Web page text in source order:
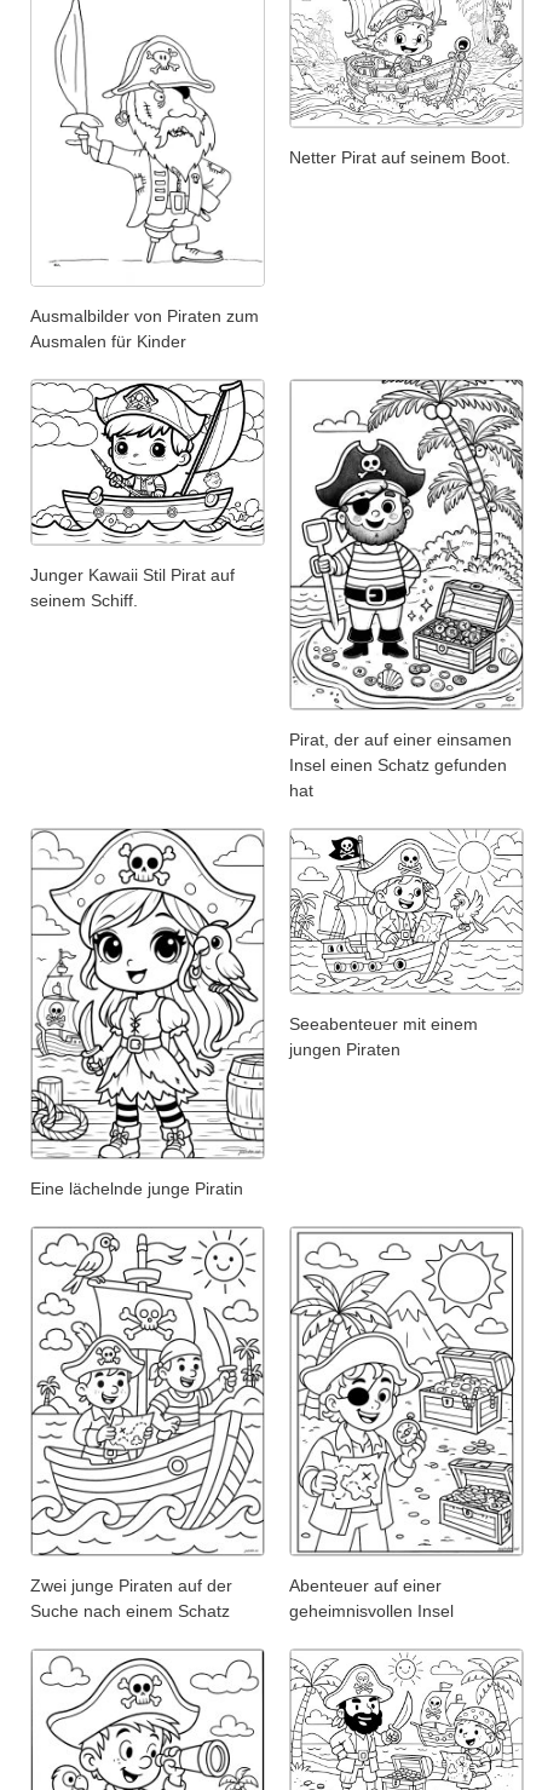
Ausmalbilder von Piraten zum
Ausmalen für Kinder
Netter Pirat auf seinem Boot.
Junger Kawaii Stil Pirat auf
seinem Schiff.
Pirat, der auf einer einsamen
Insel einen Schatz gefunden
hat
Eine lächelnde junge Piratin
Seeabenteuer mit einem
jungen Piraten
Zwei junge Piraten auf der
Suche nach einem Schatz
Abenteuer auf einer
geheimnisvollen Insel